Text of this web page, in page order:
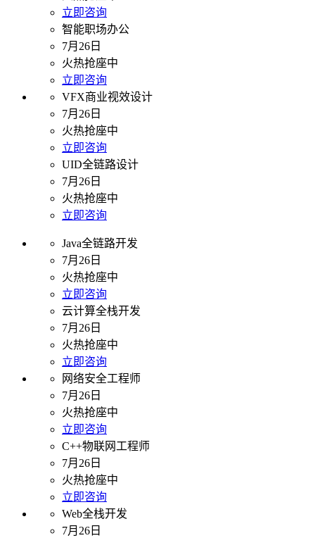
立即咨询
智能职场办公
7月26日
火热抢座中
立即咨询
VFX商业视效设计
7月26日
火热抢座中
立即咨询
UID全链路设计
7月26日
火热抢座中
立即咨询
Java全链路开发
7月26日
火热抢座中
立即咨询
云计算全栈开发
7月26日
火热抢座中
立即咨询
网络安全工程师
7月26日
火热抢座中
立即咨询
C++物联网工程师
7月26日
火热抢座中
立即咨询
Web全栈开发
7月26日